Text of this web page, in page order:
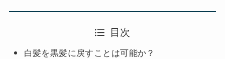
目次
白髪を黒髪に戻すことは可能か？